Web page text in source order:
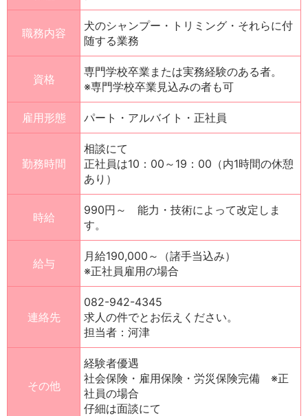
職務内容
犬のシャンプー・トリミング・それらに付
随する業務
資格
専門学校卒業または実務経験のある者。
※専門学校卒業見込みの者も可
雇用形態 パート・アルバイト・正社員
勤務時間
相談にて
正社員は10：00～19：00（内1時間の休憩
あり）
時給
990円～ 能力・技術によって改定しま
す。
給与
月給190,000～（諸手当込み）
※正社員雇用の場合
連絡先
082-942-4345
求人の件でとお伝えください。
担当者：河津
その他
経験者優遇
社会保険・雇用保険・労災保険完備 ※正
社員の場合
仔細は面談にて